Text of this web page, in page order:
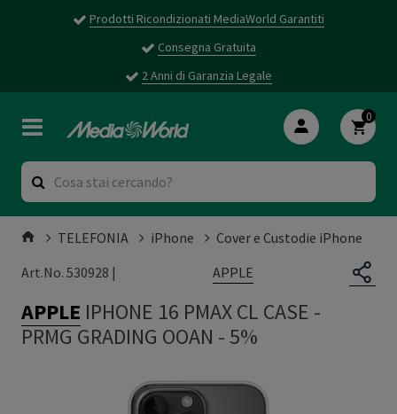
Prodotti Ricondizionati MediaWorld Garantiti
Consegna Gratuita
2 Anni di Garanzia Legale
0
TELEFONIA iPhone
Cover e Custodie iPhone
Art.No. 530928 |
APPLE
APPLE IPHONE 16 PMAX CL CASE -
PRMG GRADING OOAN - 5%